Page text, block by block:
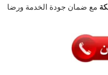
مع ضمان جودة الخدمة ورضا